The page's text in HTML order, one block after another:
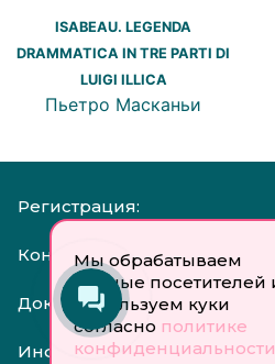
Мы обрабатываем
данные посетителей
используем куки
согласно политике
конфиденциальности
ISABEAU. LEGENDA
DRAMMATICA IN TRE PARTI DI
LUIGI ILLICA
Пьетро Масканьи
Регистрация:
Контакты:
Документы:
Инфо: